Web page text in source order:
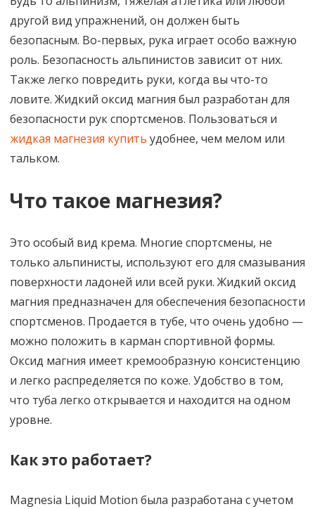
другой вид упражнений, он должен быть
безопасным. Во-первых, рука играет особо важную
роль. Безопасность альпинистов зависит от них.
Также легко повредить руки, когда вы что-то
ловите. Жидкий оксид магния был разработан для
безопасности рук спортсменов. Пользоваться и
жидкая магнезия купить удобнее, чем мелом или
тальком.
Что такое магнезия?
Это особый вид крема. Многие спортсмены, не
только альпинисты, используют его для смазывания
поверхности ладоней или всей руки. Жидкий оксид
магния предназначен для обеспечения безопасности
спортсменов. Продается в тубе, что очень удобно —
можно положить в карман спортивной формы.
Оксид магния имеет кремообразную консистенцию
и легко распределяется по коже. Удобство в том,
что туба легко открывается и находится на одном
уровне.
Как это работает?
Magnesia Liquid Motion была разработана с учетом